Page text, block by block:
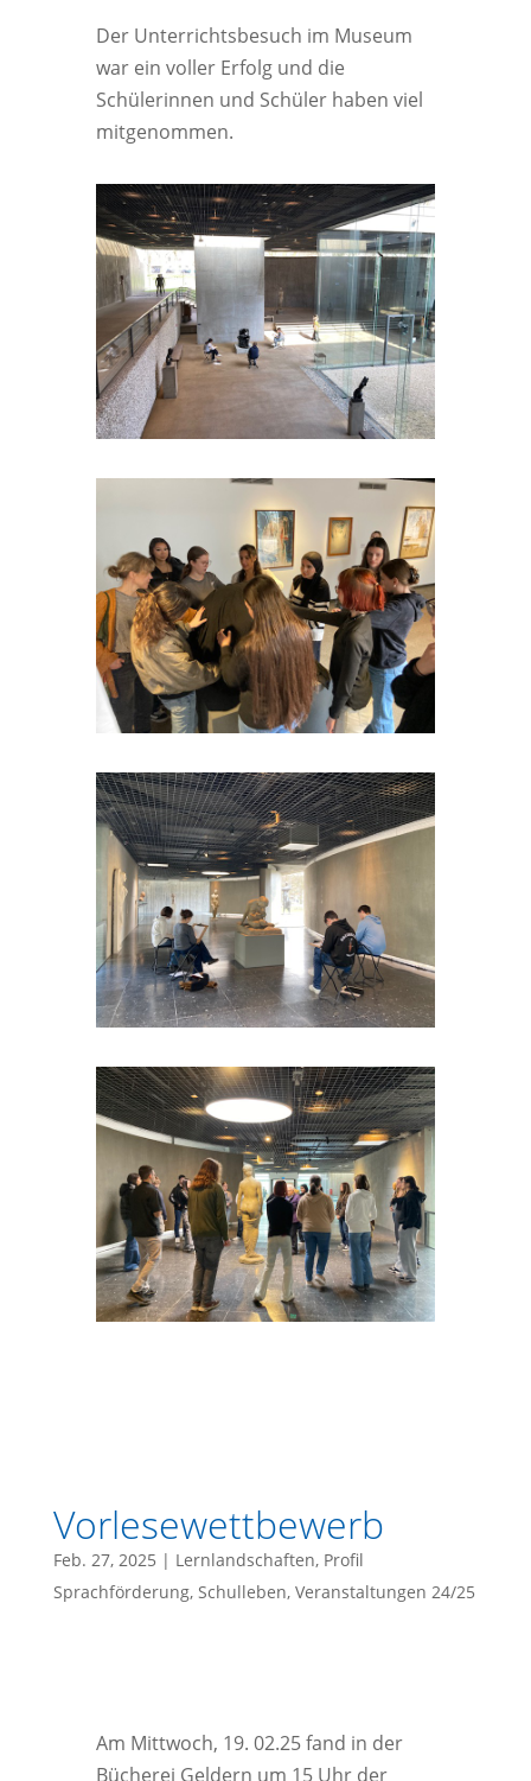
Der Unterrichtsbesuch im Museum
war ein voller Erfolg und die
Schülerinnen und Schüler haben viel
mitgenommen.
Vorlesewettbewerb
Feb. 27, 2025 | Lernlandschaften, Profil
Sprachförderung, Schulleben, Veranstaltungen 24/25
Am Mittwoch, 19. 02.25 fand in der
Bücherei Geldern um 15 Uhr der